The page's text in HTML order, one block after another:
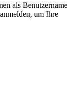
als
um Ihre